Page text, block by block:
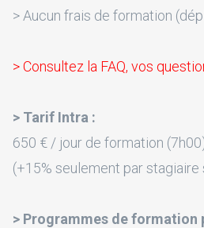
> Aucun frais de formation
> Consultez la FAQ, vos
> Tarif Intra :
650 € / jour de formation
(+15% seulement par
> Programmes de formation